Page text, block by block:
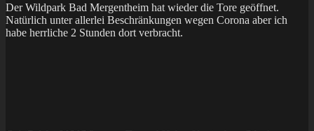
Der Wildpark Bad Mergentheim hat wieder die Tore geöffnet.
Natürlich unter allerlei Beschränkungen wegen Corona aber ich
habe herrliche 2 Stunden dort verbracht.